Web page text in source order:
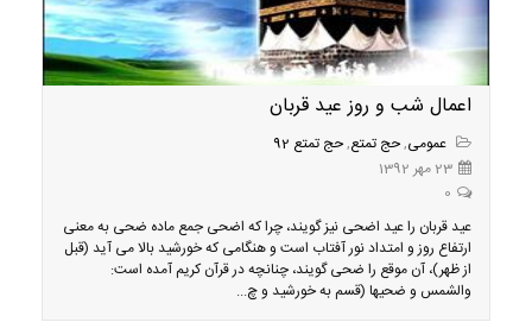
اعمال شب و روز عید قربان
عمومی,حج تمتع,حج تمتع 92
23 مهر 1392
0
عید قربان را عید اضحی نیز گویند، چرا که اضحی جمع ماده ضحی به معنی
ارتفاع روز و امتداد نور آفتاب است و هنگامی كه خورشید بالا می آید (قبل
از ظهر)، آن موقع را ضحی گویند، چنانچه در قرآن كریم آمده است:
والشمس و ضحیها (قسم به خورشید و چ...